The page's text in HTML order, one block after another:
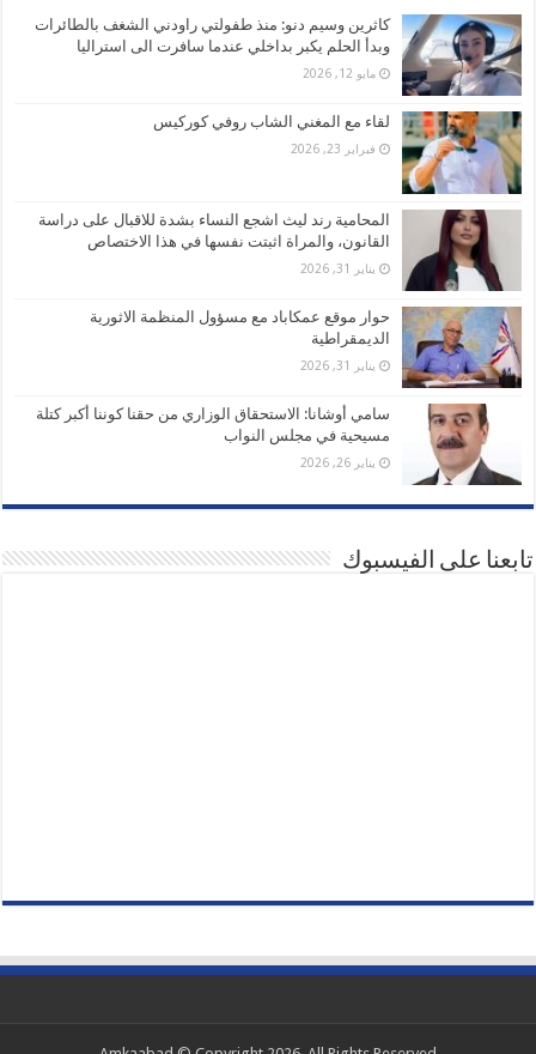
كاثرين وسيم دنو: منذ طفولتي راودني الشغف بالطائرات
وبدأ الحلم يكبر بداخلي عندما سافرت الى استراليا
مايو 12, 2026
لقاء مع المغني الشاب روفي كوركيس
فبراير 23, 2026
المحامية رند ليث اشجع النساء بشدة للاقبال على دراسة
القانون، والمراة اثبتت نفسها في هذا الاختصاص
يناير 31, 2026
حوار موقع عمكاباد مع مسؤول المنظمة الاثورية
الديمقراطية
يناير 31, 2026
سامي أوشانا: الاستحقاق الوزاري من حقنا كوننا أكبر كتلة
مسيحية في مجلس النواب
يناير 26, 2026
تابعنا على الفيسبوك